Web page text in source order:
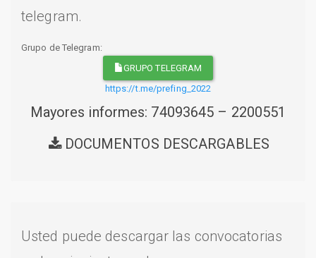
telegram.
Grupo de Telegram:
GRUPO TELEGRAM
https://t.me/prefing_2022
Mayores informes: 74093645 – 2200551
DOCUMENTOS DESCARGABLES
Usted puede descargar las convocatorias